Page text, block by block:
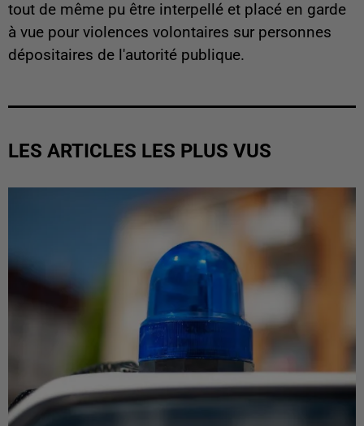
tout de même pu être interpellé et placé en garde
à vue pour violences volontaires sur personnes
dépositaires de l'autorité publique.
LES ARTICLES LES PLUS VUS